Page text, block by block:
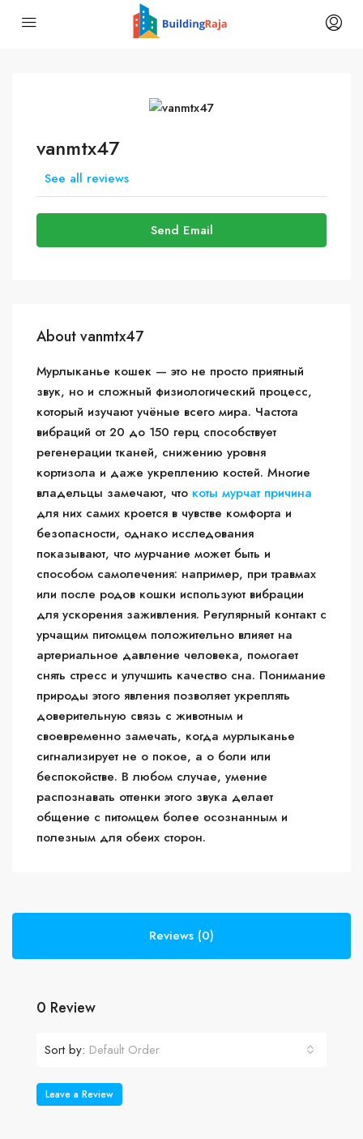
vanmtx47
See all reviews
Send Email
About vanmtx47
Мурлыканье кошек — это не просто приятный
звук, но и сложный физиологический процесс,
который изучают учёные всего мира. Частота
вибраций от 20 до 150 герц способствует
регенерации тканей, снижению уровня
кортизола и даже укреплению костей. Многие
владельцы замечают, что коты мурчат причина
для них самих кроется в чувстве комфорта и
безопасности, однако исследования
показывают, что мурчание может быть и
способом самолечения: например, при травмах
или после родов кошки используют вибрации
для ускорения заживления. Регулярный контакт с
урчащим питомцем положительно влияет на
артериальное давление человека, помогает
снять стресс и улучшить качество сна. Понимание
природы этого явления позволяет укреплять
доверительную связь с животным и
своевременно замечать, когда мурлыканье
сигнализирует не о покое, а о боли или
беспокойстве. В любом случае, умение
распознавать оттенки этого звука делает
общение с питомцем более осознанным и
полезным для обеих сторон.
Reviews (0)
0 Review
Sort by: Default Order
Leave a Review